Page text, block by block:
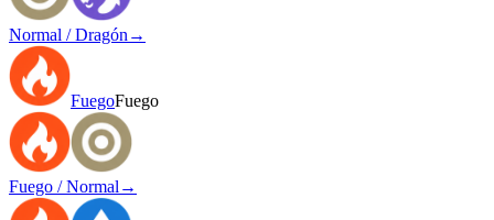
Normal / Dragón →
FuegoFuego
Fuego / Normal →